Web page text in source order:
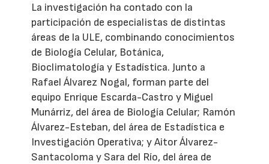
La investigación ha contado con la
participación de especialistas de distintas
áreas de la ULE, combinando conocimientos
de Biología Celular, Botánica,
Bioclimatología y Estadística. Junto a
Rafael Álvarez Nogal, forman parte del
equipo Enrique Escarda-Castro y Miguel
Munárriz, del área de Biología Celular; Ramón
Álvarez-Esteban, del área de Estadística e
Investigación Operativa; y Aitor Álvarez-
Santacoloma y Sara del Río, del área de